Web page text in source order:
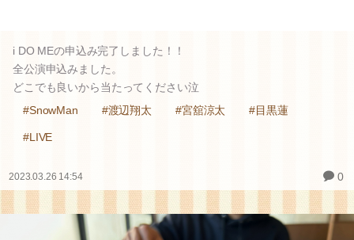
i DO MEの申込み完了しました！！
全公演申込みました。
どこでも良いから当たってください泣
#SnowMan
#渡辺翔太 #宮舘涼太 #目黒蓮
#LIVE
2023.03.26 14:54 0